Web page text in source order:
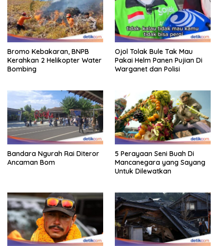
Bromo Kebakaran, BNPB
Kerahkan 2 Helikopter Water
Bombing
Ojol Tolak Bule Tak Mau
Pakai Helm Panen Pujian Di
Warganet dan Polisi
Bandara Ngurah Rai Diteror
Ancaman Bom
5 Perayaan Seni Buah Di
Mancanegara yang Sayang
Untuk Dilewatkan